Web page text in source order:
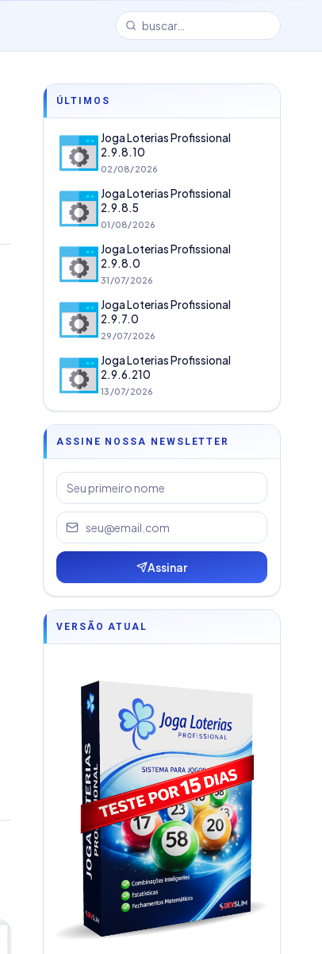
ÚLTIMOS
Joga Loterias Profissional
2.9.8.10
02/08/2026
Joga Loterias Profissional
2.9.8.5
01/08/2026
Joga Loterias Profissional
2.9.8.0
31/07/2026
Joga Loterias Profissional
2.9.7.0
29/07/2026
Joga Loterias Profissional
2.9.6.210
13/07/2026
ASSINE NOSSA NEWSLETTER
Assinar
VERSÃO ATUAL